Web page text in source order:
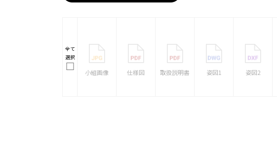
全て
選択
小組画像 仕様図 取扱説明書 姿図1 姿図2